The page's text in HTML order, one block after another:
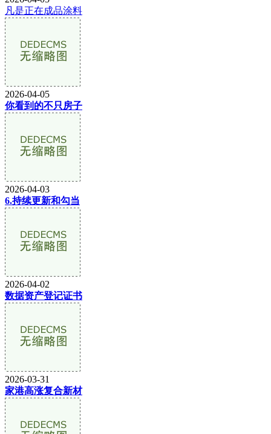
凡是正在成品涂料
2026-04-05
你看到的不只房子
2026-04-03
6.持续更新和勾当
2026-04-02
数据资产登记证书
2026-03-31
家港高涨复合新材